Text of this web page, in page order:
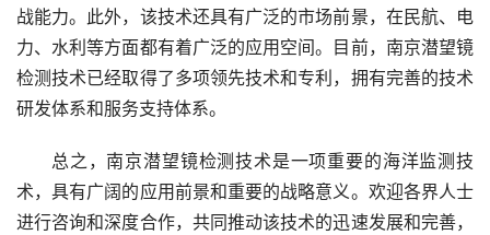
战能力。此外，该技术还具有广泛的市场前景，在民航、电
力、水利等方面都有着广泛的应用空间。目前，南京潜望镜
检测技术已经取得了多项领先技术和专利，拥有完善的技术
研发体系和服务支持体系。
总之，南京潜望镜检测技术是一项重要的海洋监测技
术，具有广阔的应用前景和重要的战略意义。欢迎各界人士
进行咨询和深度合作，共同推动该技术的迅速发展和完善，